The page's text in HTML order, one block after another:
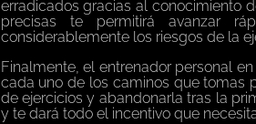
erradicados gracias al conocimiento
precisas te permitirá avanzar
considerablemente los riesgos de la
Finalmente, el entrenador personal
cada uno de los caminos que tomas
de ejercicios y abandonarla tras la
y te dará todo el incentivo que